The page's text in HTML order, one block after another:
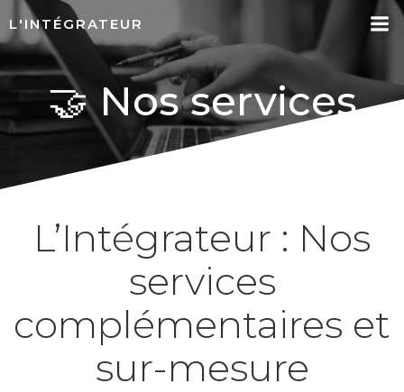
contenu
L'INTÉGRATEUR
🤝 Nos services
L’Intégrateur : Nos
services
complémentaires et
sur-mesure